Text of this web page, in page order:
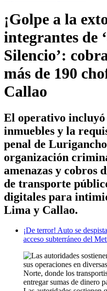
¡Golpe a la
integrantes de
Silencio’:
más de 190
Callao
El operativo incluyó
inmuebles y la
penal de
organización
amenazas y cobros
de transporte
digitales para
Lima y Callao.
¡De terror! Auto se
acceso subterráneo del